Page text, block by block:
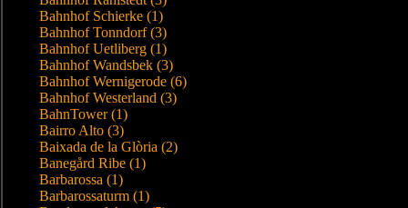
Bahnhof Schierke (1)
Bahnhof Tonndorf (3)
Bahnhof Uetliberg (1)
Bahnhof Wandsbek (3)
Bahnhof Wernigerode (6)
Bahnhof Westerland (3)
BahnTower (1)
Bairro Alto (3)
Baixada de la Glòria (2)
Banegård Ribe (1)
Barbarossa (1)
Barbarossaturm (1)